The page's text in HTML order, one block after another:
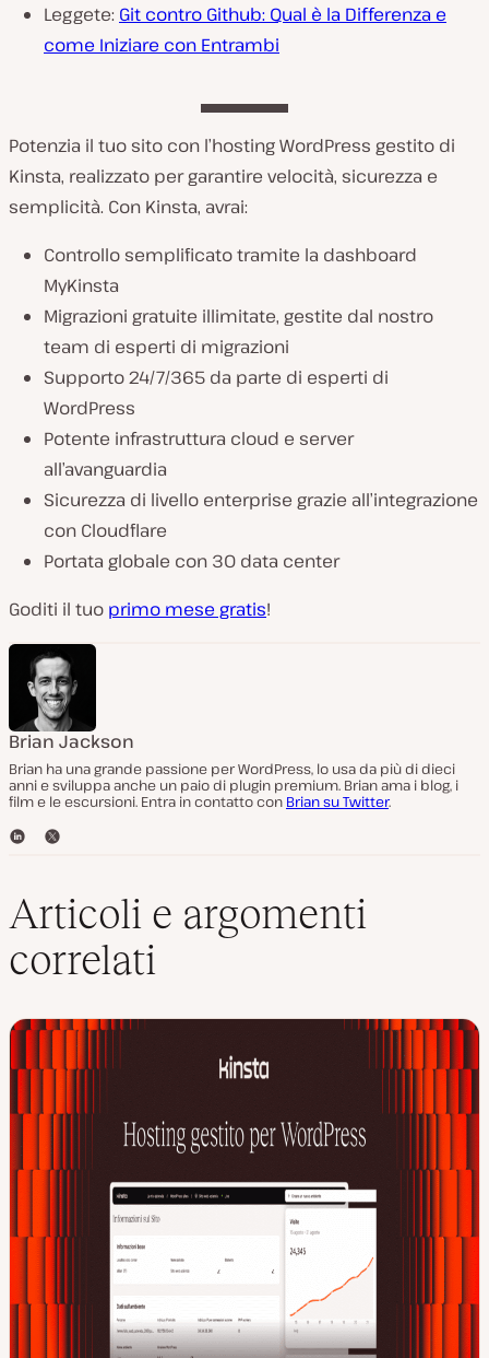
Leggete: Git contro Github: Qual è la Differenza e
come Iniziare con Entrambi
Potenzia il tuo sito con l’hosting WordPress gestito di
Kinsta, realizzato per garantire velocità, sicurezza e
semplicità. Con Kinsta, avrai:
Controllo semplificato tramite la dashboard
MyKinsta
Migrazioni gratuite illimitate, gestite dal nostro
team di esperti di migrazioni
Supporto 24/7/365 da parte di esperti di
WordPress
Potente infrastruttura cloud e server
all’avanguardia
Sicurezza di livello enterprise grazie all’integrazione
con Cloudflare
Portata globale con 30 data center
Goditi il tuo primo mese gratis!
Brian Jackson
Brian ha una grande passione per WordPress, lo usa da più di dieci
anni e sviluppa anche un paio di plugin premium. Brian ama i blog, i
film e le escursioni. Entra in contatto con Brian su Twitter.
L
e
I
n
T
t
r
Articoli e argomenti
correlati